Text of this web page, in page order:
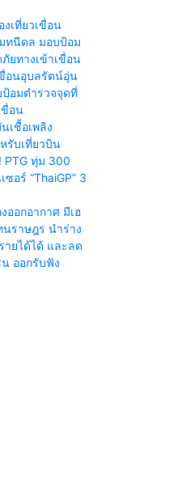
งเที่ยวเขื่อน
ทนีดล มอบป้อม
ยทางเข้าเขื่อน
อนอุบลรัตน์อุ่น
อมตำรวจจุดที่
ขื่อน
เชื้อเพลิง
รับเที่ยวบิน
PTG ทุ่ม 300
อร์ “ThaiGP” 3
ออกอากาศ มีเฮ
ราษฎร นำร่าง
ยได้ได้ และลด
ออกรับฟัง